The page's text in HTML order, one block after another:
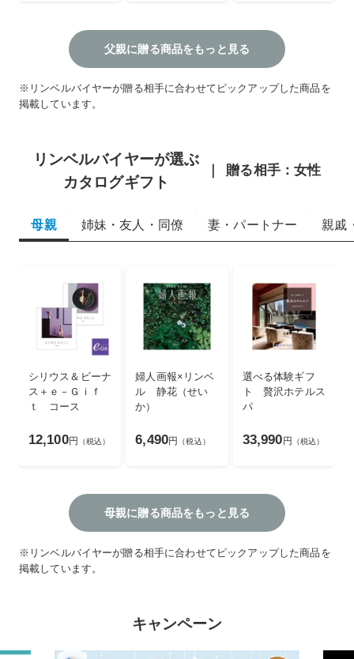
父親に贈る商品をもっと見る
※リンベルバイヤーが贈る相手に合わせてピックアップした商品を
掲載しています。
リンベルバイヤーが選ぶ
カタログギフト
贈る相手：女性
母親 姉妹・友人・同僚 妻・パートナー 親戚
シリウス＆ビーナ
ス＋ｅ－Ｇｉｆ
ｔ コース
12,100円 （税込）
婦人画報×リンベ
ル 静花（せい
か）
6,490円 （税込）
選べる体験ギフ
ト 贅沢ホテルス
パ
33,990円 （税込）
母親に贈る商品をもっと見る
※リンベルバイヤーが贈る相手に合わせてピックアップした商品を
掲載しています。
キャンペーン